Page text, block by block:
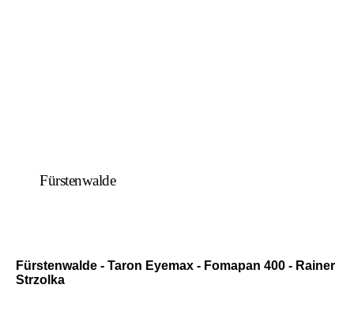
Fürstenwalde
Fürstenwalde - Taron Eyemax - Fomapan 400 - Rainer
Strzolka